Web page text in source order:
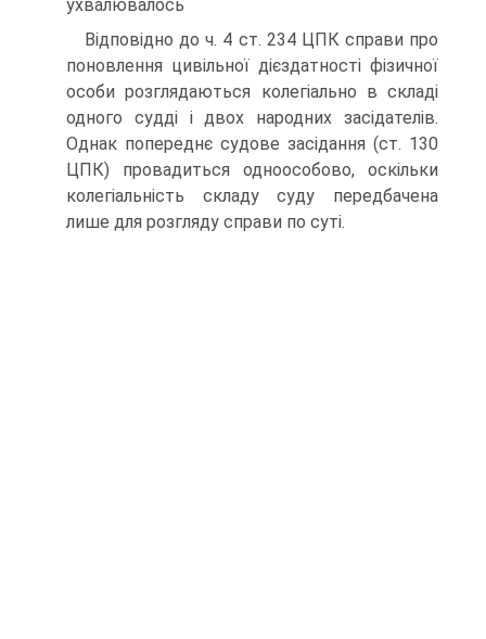
ухвалювалось
Відповідно до ч. 4 ст. 234 ЦПК справи про
поновлення цивільної дієздатності фізичної
особи розглядаються колегіально в складі
одного судді і двох народних засідателів.
Однак попереднє судове засідання (ст. 130
ЦПК) провадиться одноособово, оскільки
колегіальність складу суду передбачена
лише для розгляду справи по суті.